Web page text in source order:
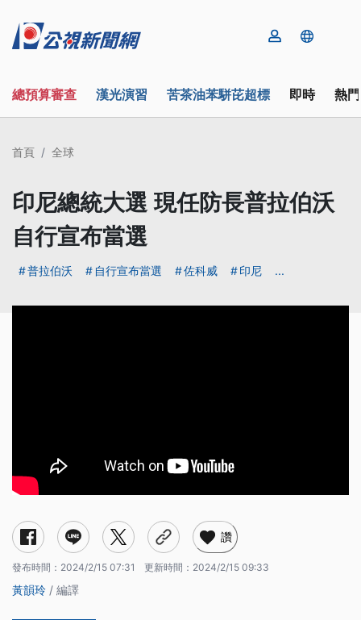
總預算審查 漢光演習 苦茶油苯駢芘超標 即時 熱
首頁 全球
印尼總統大選 現任防長普拉伯沃
自行宣布當選
普拉伯沃 自行宣布當選 佐科威 印尼 ...
讚
發布時間： 2024/2/15 07:31 更新時間： 2024/2/15 09:33
黃韻玲 / 編譯